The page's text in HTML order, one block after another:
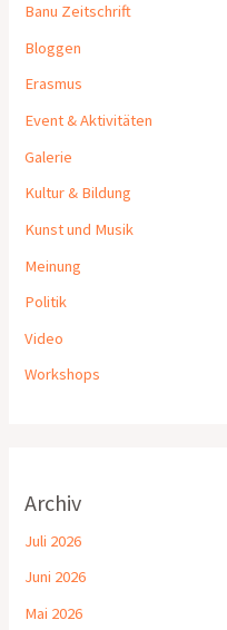
Banu Zeitschrift
Bloggen
Erasmus
Event & Aktivitäten
Galerie
Kultur & Bildung
Kunst und Musik
Meinung
Politik
Video
Workshops
Archiv
Juli 2026
Juni 2026
Mai 2026